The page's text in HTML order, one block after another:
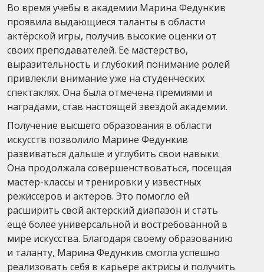
Во время учебы в академии Марина Федункив
проявила выдающиеся таланты в области
актёрской игры, получив высокие оценки от
своих преподавателей. Ее мастерство,
выразительность и глубокий понимание ролей
привлекли внимание уже на студенческих
спектаклях. Она была отмечена премиями и
наградами, став настоящей звездой академии.
Получение высшего образования в области
искусств позволило Марине Федункив
развиваться дальше и углубить свои навыки.
Она продолжала совершенствоваться, посещая
мастер-классы и тренировки у известных
режиссеров и актеров. Это помогло ей
расширить свой актерский диапазон и стать
еще более универсальной и востребованной в
мире искусства. Благодаря своему образованию
и таланту, Марина Федункив смогла успешно
реализовать себя в карьере актрисы и получить